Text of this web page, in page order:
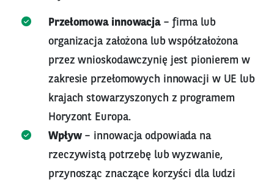
Przełomowa innowacja– firma lub
organizacja założona lub współzałożona
przez wnioskodawczynię jest pionierem w
zakresie przełomowych innowacji w UE lub
krajach stowarzyszonych z programem
Horyzont Europa.
Wpływ– innowacja odpowiada na
rzeczywistą potrzebę lub wyzwanie,
przynosząc znaczące korzyści dla ludzi